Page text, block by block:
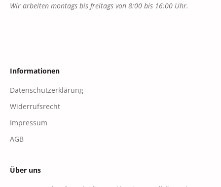
Wir arbeiten montags bis freitags von 8:00 bis 16:00 Uhr.
Informationen
Datenschutzerklärung
Widerrufsrecht
Impressum
AGB
Über uns